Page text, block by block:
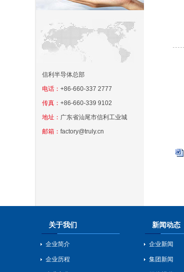
信利半导体总部
电话： +86-660-337 2777
传真： +86-660-339 9102
地址： 广东省汕尾市信利工业城
邮箱： factory@truly.cn
关于我们
企业简介
企业历程
新闻动态
企业新闻
集团新闻